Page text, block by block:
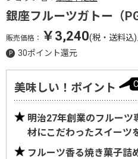
銀座フルーツガトー（
販売価格： ￥3,240(税・送料込)
30ポイント還元
美味しい！ポイント
明治27年創業のフルーツ
材にこだわったスイーツ
フルーツ香る焼き菓子詰